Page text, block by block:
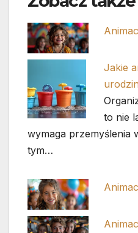
Jakie
to nie
wymaga przemyślenia
tym…